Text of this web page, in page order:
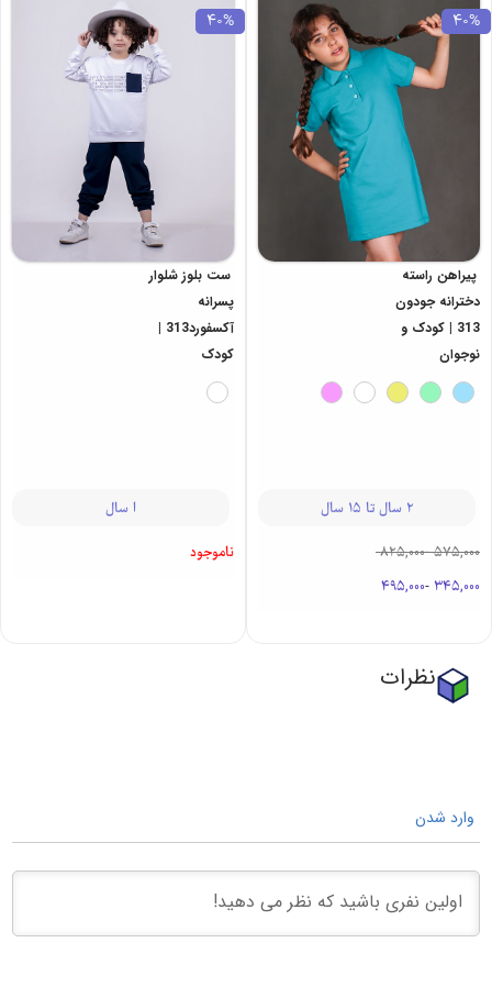
40%
پیراهن راسته
دخترانه جودون
313 | کودک و
نوجوان
2 سال تا 15 سال
575,000
-
825,000
345,000
-
495,000
40%
ست بلوز شلوار
پسرانه
آکسفورد313 |
کودک
ا سال
ناموجود
نظرات
وارد شدن